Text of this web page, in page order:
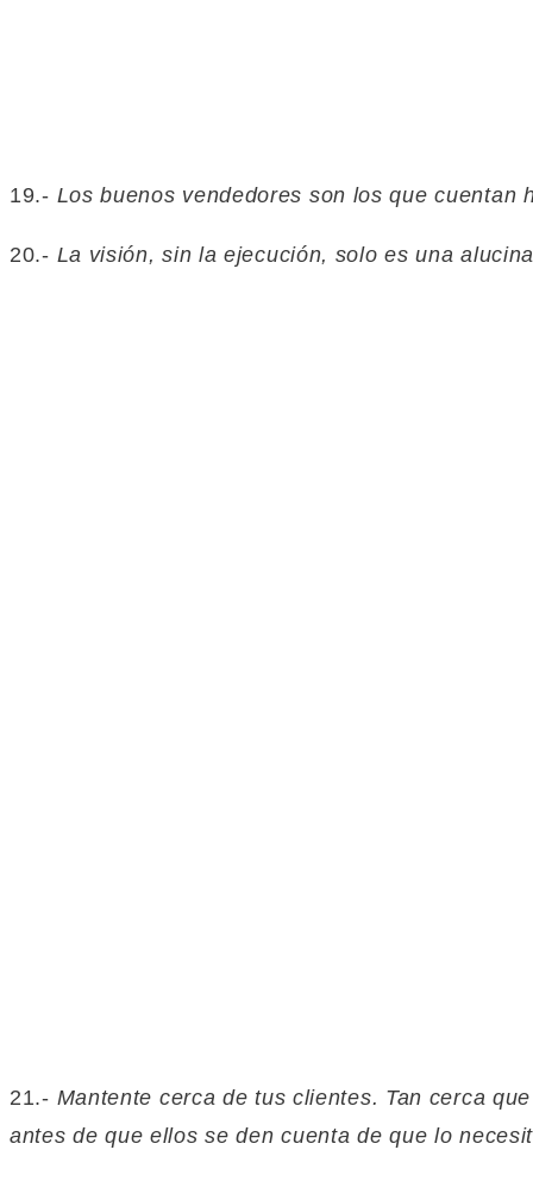
19.- Los buenos vendedores son los que cuentan
20.- La visión, sin la ejecución, solo es una
21.- Mantente cerca de tus clientes. Tan cerca
antes de que ellos se den cuenta de que lo